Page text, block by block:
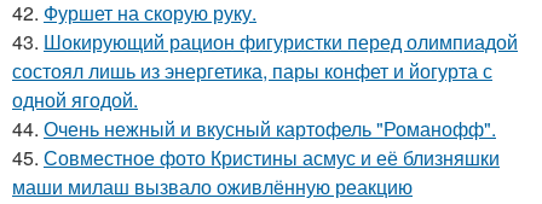
42. Фуршет на скорую руку.
43. Шокирующий рацион фигуристки перед олимпиадой
состоял лишь из энергетика, пары конфет и йогурта с
одной ягодой.
44. Очень нежный и вкусный картофель "Романофф".
45. Совместное фото Кристины асмус и её близняшки
маши милаш вызвало оживлённую реакцию